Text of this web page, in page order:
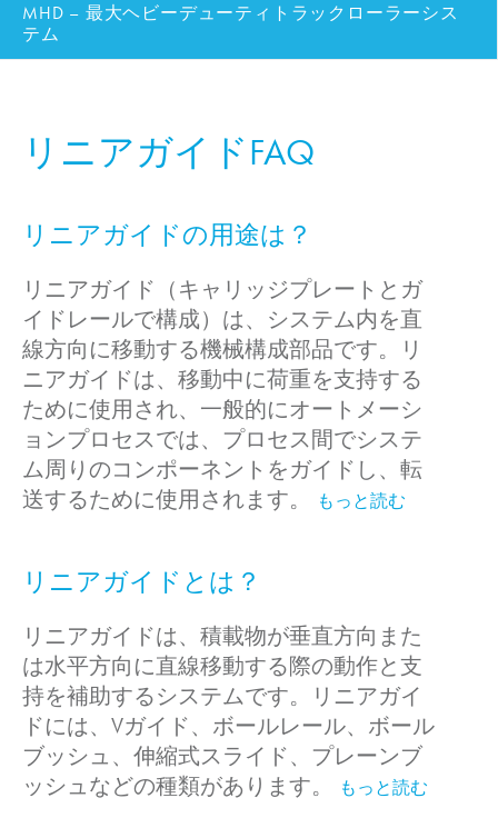
MHD – 最大ヘビーデューティトラックローラーシス
テム
リニアガイドFAQ
リニアガイドの用途は？
リニアガイド（キャリッジプレートとガ
イドレールで構成）は、システム内を直
線方向に移動する機械構成部品です。リ
ニアガイドは、移動中に荷重を支持する
ために使用され、一般的にオートメーシ
ョンプロセスでは、プロセス間でシステ
ム周りのコンポーネントをガイドし、転
送するために使用されます。
もっと読む
リニアガイドとは？
リニアガイドは、積載物が垂直方向また
は水平方向に直線移動する際の動作と支
持を補助するシステムです。リニアガイ
ドには、Vガイド、ボールレール、ボール
ブッシュ、伸縮式スライド、プレーンブ
ッシュなどの種類があります。
もっと読む